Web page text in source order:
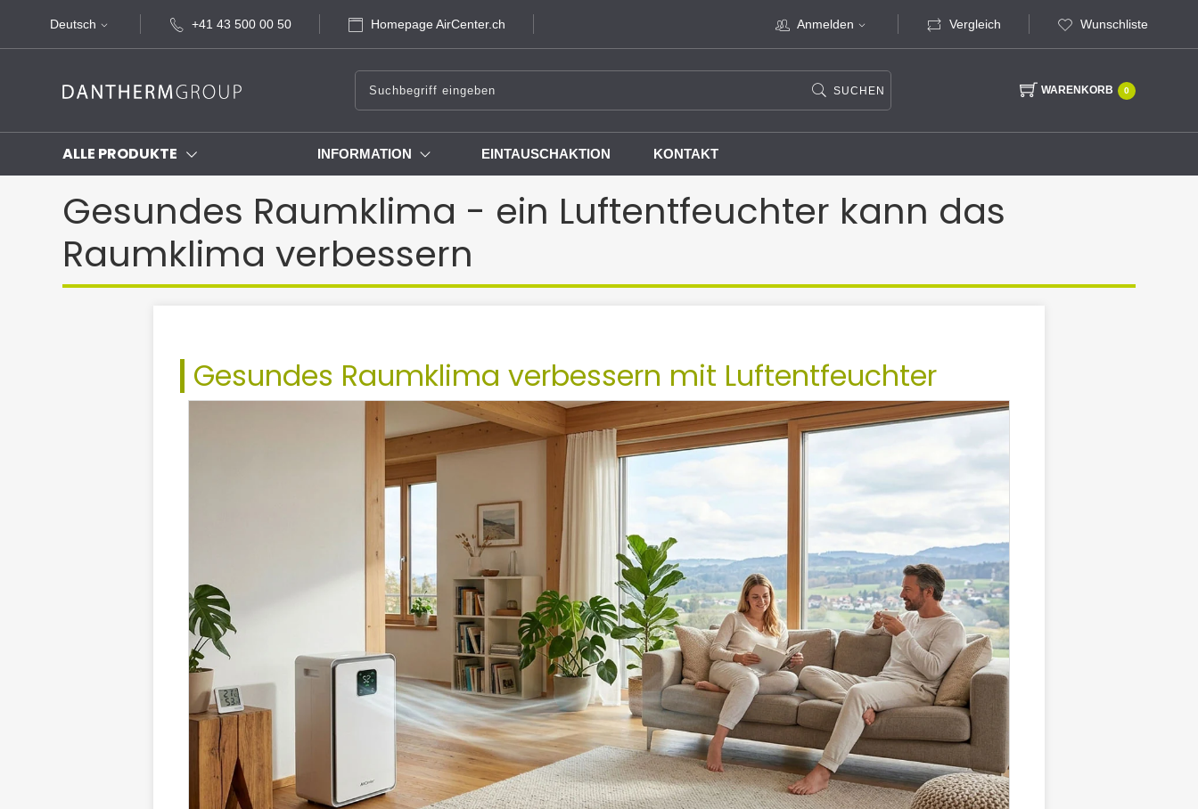
Deutsch +41 43 500 00 50 Homepage AirCenter.ch Anmelden Vergleich Wunschliste
SUCHEN WARENKORB 0
ALLE PRODUKTE INFORMATION EINTAUSCHAKTION KONTAKT
Gesundes Raumklima - ein Luftentfeuchter kann das
Raumklima verbessern
Gesundes Raumklima verbessern mit Luftentfeuchter